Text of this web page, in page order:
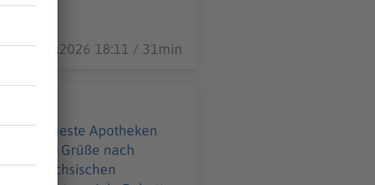
25.06.2026 18:11 / 31min
die neueste Apotheken
im sächsischen